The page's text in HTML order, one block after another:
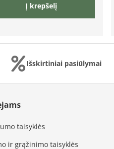
Į krepšelį
Išskirtiniai pasiūlymai
taisyklės
ir grąžinimo taisyklės